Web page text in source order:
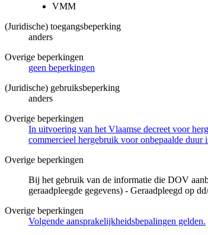
VMM
(Juridische) toegangsbeperking
anders
Overige beperkingen
geen beperkingen
(Juridische) gebruiksbeperking
anders
Overige beperkingen
In uitvoering van het Vlaamse decreet voor
commercieel hergebruik voor onbepaalde duur
Overige beperkingen
Bij het gebruik van de informatie die DOV
geraadpleegde gegevens) - Geraadpleegd op
Overige beperkingen
Volgende aansprakelijkheidsbepalingen gelden.